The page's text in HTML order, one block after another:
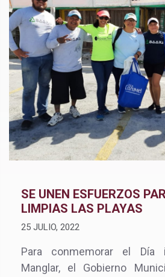
SE UNEN ESFUERZOS
LIMPIAS LAS PLAYAS
25 JULIO, 2022
Para conmemorar el Día
Manglar, el Gobierno